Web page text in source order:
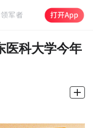
医科大学今年